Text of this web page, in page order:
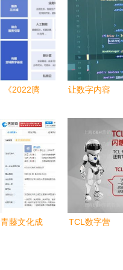
《2022腾
业数字化白
皮书》发布
开启全域数
字新纪元与
数字内容服
务新篇章
让数字内容
发者故事中
的包容性探
索
青藤文化成
TCL数字营